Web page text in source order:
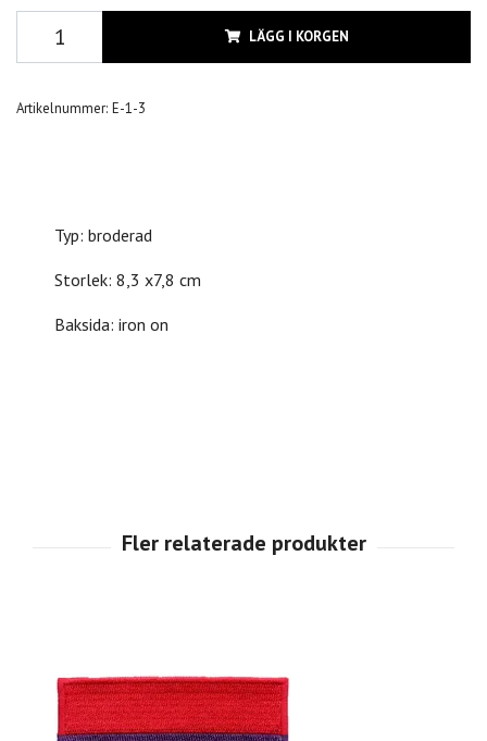
LÄGG I KORGEN
Artikelnummer: E-1-3
Typ: broderad
Storlek: 8,3 x7,8 cm
Baksida: iron on